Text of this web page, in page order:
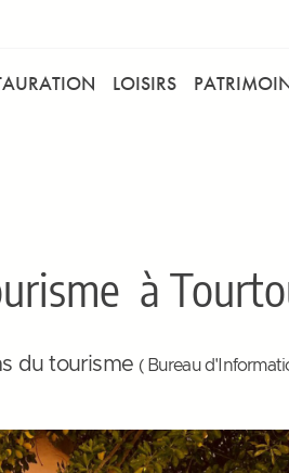
LOISIRS
à
du tourisme ( Bureau